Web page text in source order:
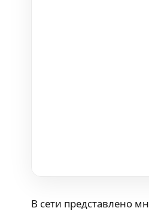
В сети представлено